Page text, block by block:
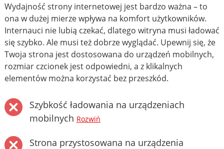
Wydajność strony internetowej jest bardzo ważna – to
ona w dużej mierze wpływa na komfort użytkowników.
Internauci nie lubią czekać, dlatego witryna musi ładować
się szybko. Ale musi też dobrze wyglądać. Upewnij się, że
Twoja strona jest dostosowana do urządzeń mobilnych,
rozmiar czcionek jest odpowiedni, a z klikalnych
elementów można korzystać bez przeszkód.
Szybkość ładowania na urządzeniach
mobilnych Rozwiń
Strona przystosowana na urządzenia